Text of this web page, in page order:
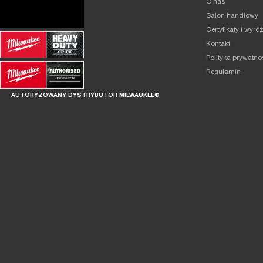
AUTORYZOWANY DYSTRYBUTOR MILWAUKEE®
O nas
Salon handlowy
Certyfikaty i
Kontakt
Polityka
Regulamin